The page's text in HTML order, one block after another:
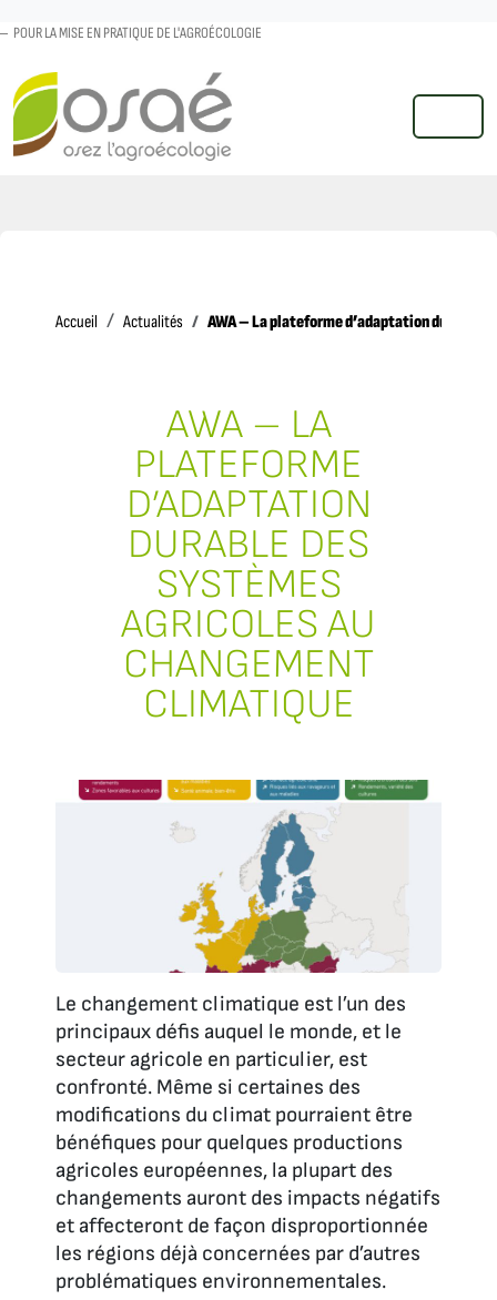
POUR LA MISE EN PRATIQUE DE L'AGROÉCOLOGIE
MENU
Accueil AccueilActualités AWA – La plateforme d’adaptation durable
AWA – LA
PLATEFORME
D’ADAPTATION
DURABLE DES
SYSTÈMES
AGRICOLES AU
CHANGEMENT
CLIMATIQUE
Le changement climatique est l’un des
principaux défis auquel le monde, et le
secteur agricole en particulier, est
confronté. Même si certaines des
modifications du climat pourraient être
bénéfiques pour quelques productions
agricoles européennes, la plupart des
changements auront des impacts négatifs
et affecteront de façon disproportionnée
les régions déjà concernées par d’autres
problématiques environnementales.